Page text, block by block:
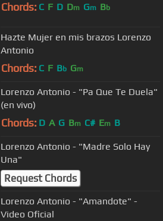
Chords: C F D Dm Gm Bb
Hazte Mujer en mis brazos Lorenzo
Antonio
Chords: C F Bb Gm
Lorenzo Antonio - "Pa Que Te Duela"
(en vivo)
Chords: D A G Bm C# Em B
Lorenzo Antonio - "Madre Solo Hay
Una"
Request Chords
Lorenzo Antonio - "Amandote" -
Video Oficial